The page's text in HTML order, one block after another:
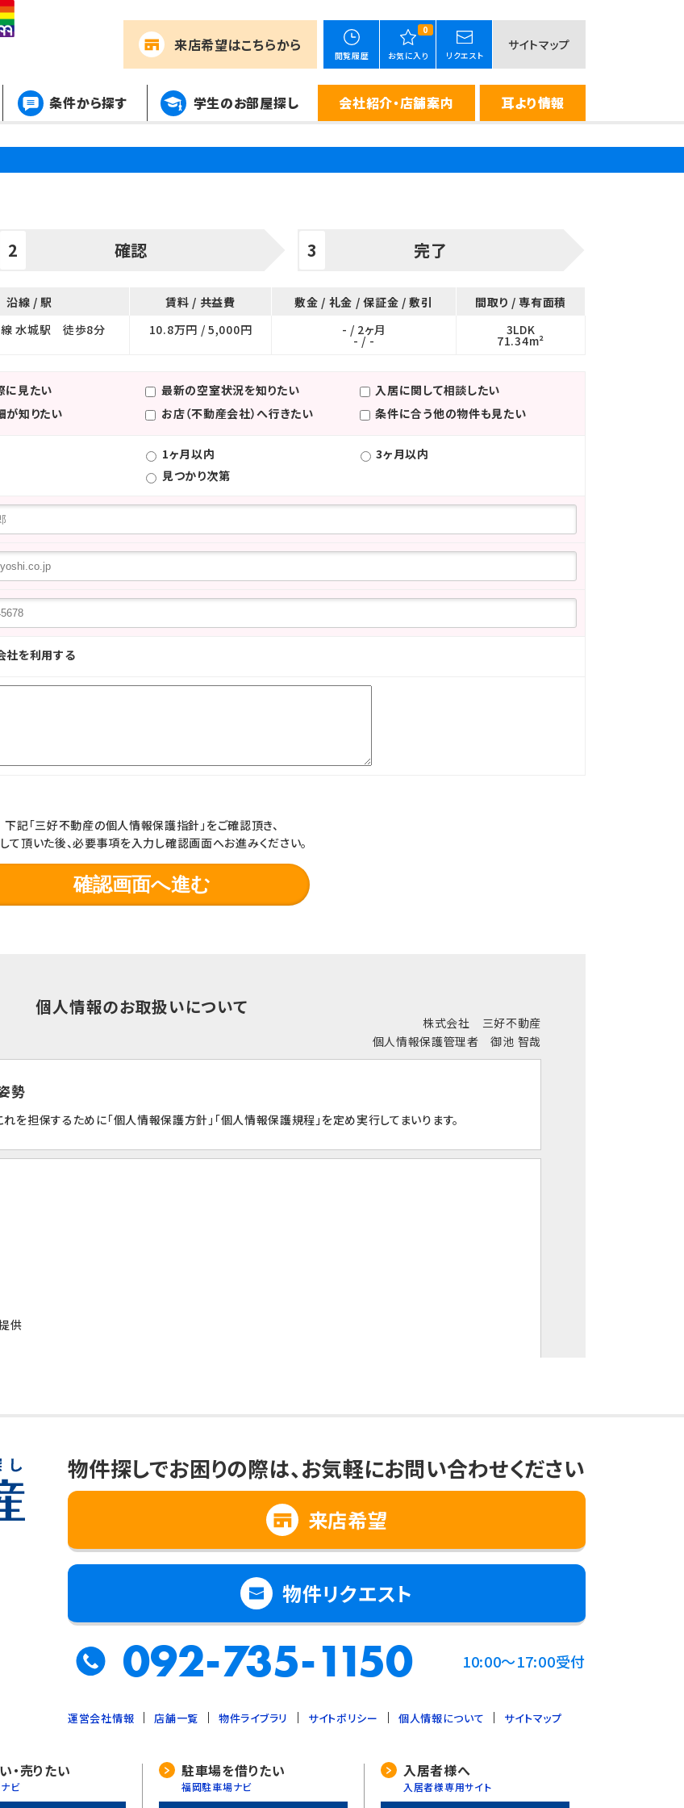
来店希望はこちらから
閲覧履歴
0
お気に入り リクエスト
サイトマップ
条件から探す 学生のお部屋探し 会社紹介・店舗案内 耳より情報
確認 完了
沿線 / 駅 賃料 / 共益費 敷金 / 礼金 / 保証金 / 敷引
間取り / 専有面積
水城駅 徒歩8分 10.8万円 / 5,000円 - / 2ヶ月
- / -
3LDK
71.34m²
に見たい 最新の空室状況を知りたい
入居に関して相談したい
が知りたい
お店（不動産会社）へ行きたい 条件に合う他の物件も見たい
1ヶ月以内
3ヶ月以内
見つかり次第
社を利用する
下記「三好不動産の個人情報保護指針」をご確認頂き、
て頂いた後、必要事項を入力し確認画面へお進みください。
個人情報のお取扱いについて
株式会社 三好不動産
個人情報保護管理者 御池 智哉
勢
を担保するために「個人情報保護方針」「個人情報保護規程」を定め実行してまいります。
供
全部又は一部を委託する場合
必要で、ご本人の同意を得ることが難しいとき
めに必要で、ご本人の同意を得ることが難しいとき
、ご本人の同意を得ることによって支障を及ぼすおそれがあるとき
継に伴って個人情報を提供する場合で、承継前の利用目的の範囲内で個人情報を取り扱うとき
いて、個人情報の取扱いの全部又は一部を委託する場合があります。
物件探しでお困りの際は、お気軽にお問い合わせください
来店希望
物件リクエスト
092-735-1150 10:00～17:00受付
運営会社情報 店舗一覧 物件ライブラリ サイトポリシー 個人情報について サイトマップ
・売りたい
ビ
駐車場を借りたい
福岡駐車場ナビ
入居者様へ
入居者様専用サイト